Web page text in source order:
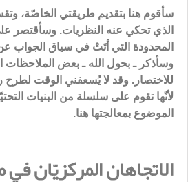
سأقوم هنا بتقديم طريقتي الخاصّة،
الذي تحكي عنه النظريات. وسأقتصر
المحدودة التي أتَتْ في سياق الجواب
وسأذكر ـ بحول الله ـ بعض الملاحظات
للاختصار. وقد لا يُسعفني الوقت لطرح
لأنّها تقوم على سلسلة من البنيات
الموضوع بمعالجتها هنا.
الاتجاهان المركزيّان في